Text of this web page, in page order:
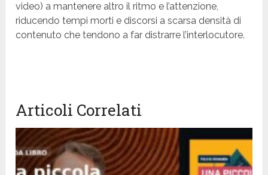
video) a mantenere altro il ritmo e l’attenzione,
riducendo tempi morti e discorsi a scarsa densità di
contenuto che tendono a far distrarre l’interlocutore.
Articoli Correlati